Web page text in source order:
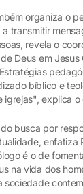
organiza o
transmitir
revela o
Deus em
bíblico e
igrejas", explica o
busca por
enfatiza
é o de
na vida dos
sociedade